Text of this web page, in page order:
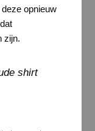
opnieuw
zijn.
shirt